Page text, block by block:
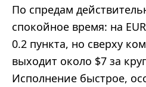
По спредам
спокойное время: на
0.2 пункта, но сверху
выходит около $7 за
Исполнение быстрое,